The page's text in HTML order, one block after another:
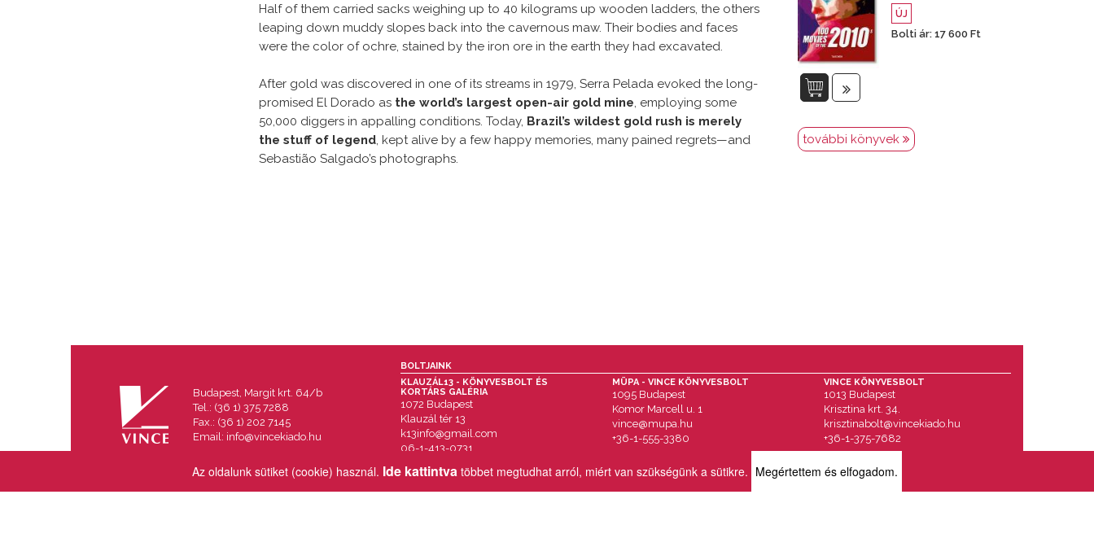
Az oldalunk sütiket (cookie) használ. Ide kattintva többet megtudhat arról, miért van szükségünk a sütikre. Megértettem és elfogadom.
Half of them carried sacks weighing up to 40 kilograms up wooden ladders, the others
leaping down muddy slopes back into the cavernous maw. Their bodies and faces
were the color of ochre, stained by the iron ore in the earth they had excavated.
After gold was discovered in one of its streams in 1979, Serra Pelada evoked the long-
promised El Dorado as the world’s largest open-air gold mine, employing some
50,000 diggers in appalling conditions. Today, Brazil’s wildest gold rush is merely
the stuff of legend, kept alive by a few happy memories, many pained regrets—and
Sebastião Salgado’s photographs.
ÚJ
Bolti ár: 17 600 Ft
további könyvek
Budapest, Margit krt. 64/b
Tel.: (36 1) 375 7288
Fax.: (36 1) 202 7145
Email: info@vincekiado.hu
BOLTJAINK
KLAUZÁL13 - KÖNYVESBOLT ÉS
KORTÁRS GALÉRIA
1072 Budapest
Klauzál tér 13
k13info@gmail.com
06-1-413-0731
MÜPA - VINCE KÖNYVESBOLT
1095 Budapest
Komor Marcell u. 1
vince@mupa.hu
+36-1-555-3380
VINCE KÖNYVESBOLT
1013 Budapest
Krisztina krt. 34.
krisztinabolt@vincekiado.hu
+36-1-375-7682